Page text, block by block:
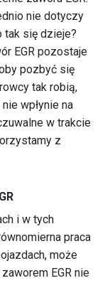
nie dotyczy
tak się dzieje?
EGR pozostaje
pozbyć się
tak robią,
wpłynie na
w trakcie
z
i w tych
praca
może
EGR nie